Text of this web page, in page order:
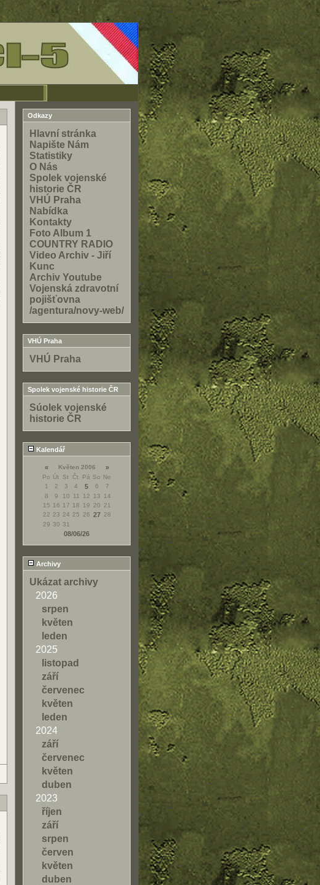
Odkazy
Hlavní stránka
Napište Nám
Statistiky
O Nás
Spolek vojenské
historie ČR
VHÚ Praha
Nabídka
Kontakty
Foto Album 1
COUNTRY RADIO
Video Archiv - Jiří
Kunc
Archiv Youtube
Vojenská zdravotní
pojišťovna
/agentura/novy-web/
VHÚ Praha
VHÚ Praha
Spolek vojenské historie ČR
Súolek vojenské
historie ČR
Kalendář
« Květen 2006 »
Po Út St Čt Pá So Ne
1
2 3 4 5 6
7
8
9 10 11 12 13
14
15 16 17 18 19 20
21
22 23 24 25 26 27 28
29 30 31
08/06/26
Archivy
Ukázat archivy
2026
srpen
květen
leden
2025
listopad
září
červenec
květen
leden
2024
září
červenec
květen
duben
2023
říjen
září
srpen
červen
květen
duben